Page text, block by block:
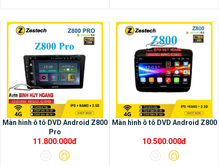
Màn hình ô tô DVD Android Z800
Pro
11.800.000đ
Màn hình ô tô DVD Android Z800
10.500.000đ